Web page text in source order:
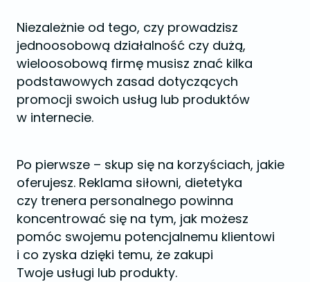
Niezależnie od tego, czy prowadzisz
jednoosobową działalność czy dużą,
wieloosobową firmę musisz znać kilka
podstawowych zasad dotyczących
promocji swoich usług lub produktów
w internecie.
Po pierwsze – skup się na korzyściach, jakie
oferujesz. Reklama siłowni, dietetyka
czy trenera personalnego powinna
koncentrować się na tym, jak możesz
pomóc swojemu potencjalnemu klientowi
i co zyska dzięki temu, że zakupi
Twoje usługi lub produkty.